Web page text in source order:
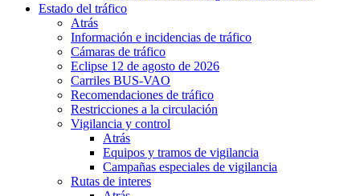
Estado del tráfico
Atrás
Información e incidencias de tráfico
Cámaras de tráfico
Eclipse 12 de agosto de 2026
Carriles BUS-VAO
Recomendaciones de tráfico
Restricciones a la circulación
Vigilancia y control
Atrás
Equipos y tramos de vigilancia
Campañas especiales de vigilancia
Rutas de interes